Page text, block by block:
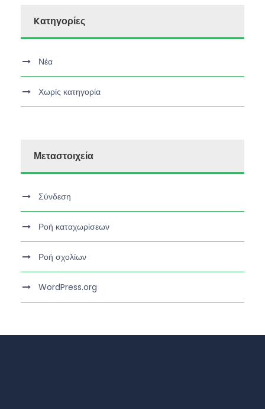
Kατηγορίες
Νέα
Χωρίς κατηγορία
Μεταστοιχεία
Σύνδεση
Ροή καταχωρίσεων
Ροή σχολίων
WordPress.org